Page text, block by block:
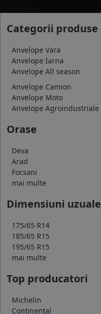
Categorii produse
Anvelope Vara
Anvelope Iarna
Anvelope All season
Anvelope Camion
Anvelope Moto
Anvelope Agroindustriale
Orase
Deva
Arad
Focsani
mai multe
Dimensiuni uzuale
175/65 R14
185/65 R15
195/65 R15
mai multe
Top producatori
Michelin
Continental